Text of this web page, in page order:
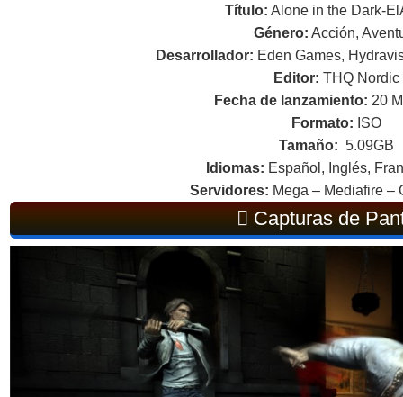
Título: Alone in the Dark-
Género: Acción,
Desarrollador: Eden Games,
Editor: THQ Nordic
Fecha de lanzamiento: 20
Formato: ISO
Tamaño: 5.09GB
Idiomas: Español, Inglés,
Servidores: Mega – Mediafire –
Capturas de